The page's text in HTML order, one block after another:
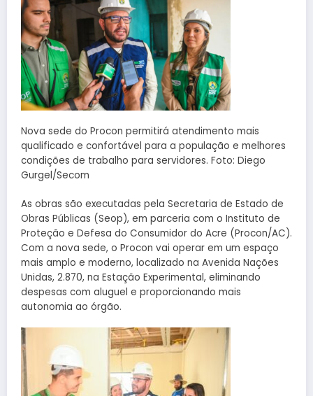
Nova sede do Procon permitirá atendimento mais
qualificado e confortável para a população e melhores
condições de trabalho para servidores. Foto: Diego
Gurgel/Secom
As obras são executadas pela Secretaria de Estado de
Obras Públicas (Seop), em parceria com o Instituto de
Proteção e Defesa do Consumidor do Acre (Procon/AC).
Com a nova sede, o Procon vai operar em um espaço
mais amplo e moderno, localizado na Avenida Nações
Unidas, 2.870, na Estação Experimental, eliminando
despesas com aluguel e proporcionando mais
autonomia ao órgão.